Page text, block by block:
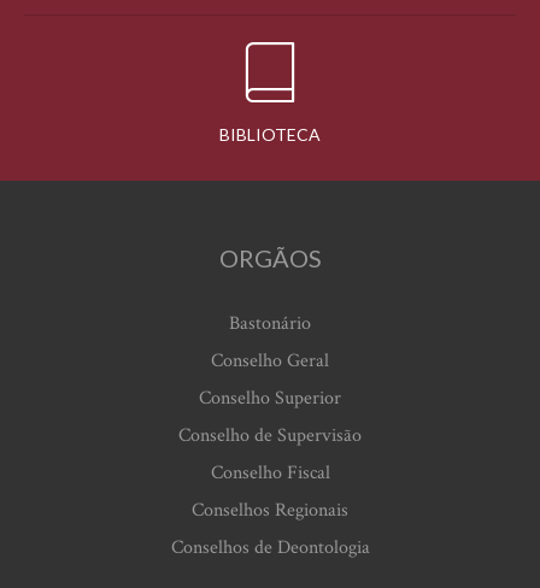
BIBLIOTECA
ORGÃOS
Bastonário
Conselho Geral
Conselho Superior
Conselho de Supervisão
Conselho Fiscal
Conselhos Regionais
Conselhos de Deontologia